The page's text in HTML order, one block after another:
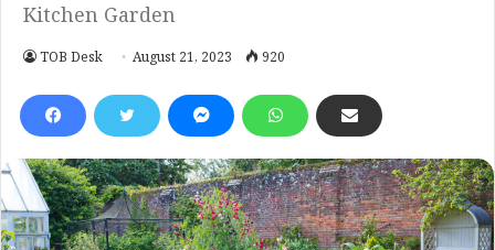
Kitchen Garden
TOB Desk August 21, 2023 920